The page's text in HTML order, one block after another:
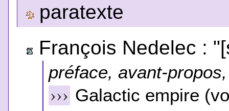
paratexte
François Nedelec :
préface, avant-
››› Galactic empire